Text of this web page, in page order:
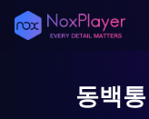
동백통